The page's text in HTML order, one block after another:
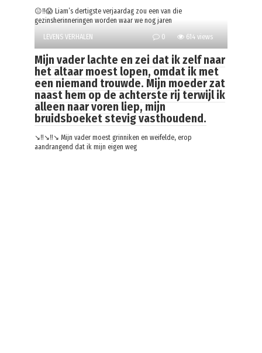
😐‼️😱 Liam’s dertigste verjaardag zou een van die
gezinsherinneringen worden waar we nog jaren
LEVENS VERHALEN
0 614 views
Mijn vader lachte en zei dat ik zelf naar
het altaar moest lopen, omdat ik met
een niemand trouwde. Mijn moeder zat
naast hem op de achterste rij terwijl ik
alleen naar voren liep, mijn
bruidsboeket stevig vasthoudend.
↘️‼️↘️‼️↘️ Mijn vader moest grinniken en weifelde, erop
aandrangend dat ik mijn eigen weg